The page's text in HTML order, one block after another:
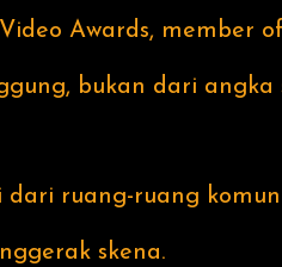
Awards, member
bukan dari angka
ruang-ruang
skena.